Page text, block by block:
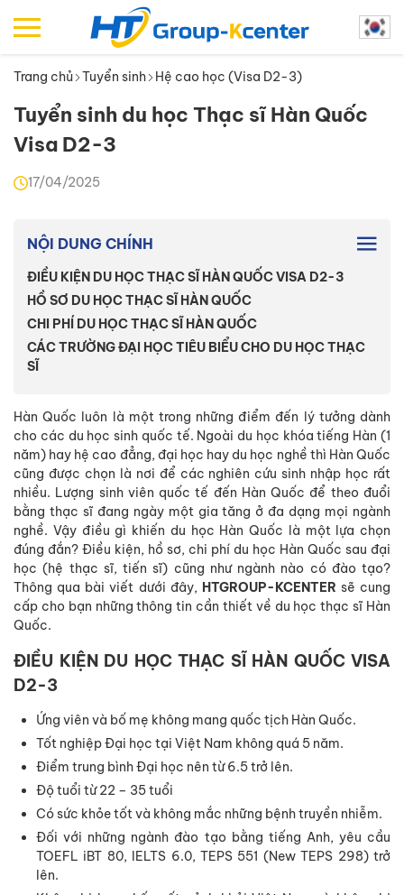
Trang chủ Tuyển sinh Hệ cao học (Visa D2-3)
Tuyển sinh du học Thạc sĩ Hàn Quốc
Visa D2-3
17/04/2025
NỘI DUNG CHÍNH
ĐIỀU KIỆN DU HỌC THẠC SĨ HÀN QUỐC VISA D2-3
HỒ SƠ DU HỌC THẠC SĨ HÀN QUỐC
CHI PHÍ DU HỌC THẠC SĨ HÀN QUỐC
CÁC TRƯỜNG ĐẠI HỌC TIÊU BIỂU CHO DU HỌC THẠC
SĨ
Hàn Quốc luôn là một trong những điểm đến lý tưởng dành
cho các du học sinh quốc tế. Ngoài du học khóa tiếng Hàn (1
năm) hay hệ cao đẳng, đại học hay du học nghề thì Hàn Quốc
cũng được chọn là nơi để các nghiên cứu sinh nhập học rất
nhiều. Lượng sinh viên quốc tế đến Hàn Quốc để theo đuổi
bằng thạc sĩ đang ngày một gia tăng ở đa dạng mọi ngành
nghề. Vậy điều gì khiến du học Hàn Quốc là một lựa chọn
đúng đắn? Điều kiện, hồ sơ, chi phí du học Hàn Quốc sau đại
học (hệ thạc sĩ, tiến sĩ) cũng như ngành nào có đào tạo?
Thông qua bài viết dưới đây, HTGROUP-KCENTER sẽ cung
cấp cho bạn những thông tin cần thiết về du học thạc sĩ Hàn
Quốc.
ĐIỀU KIỆN DU HỌC THẠC SĨ HÀN QUỐC VISA
D2-3
Ứng viên và bố mẹ không mang quốc tịch Hàn Quốc.
Tốt nghiệp Đại học tại Việt Nam không quá 5 năm.
Điểm trung bình Đại học nên từ 6.5 trở lên.
Độ tuổi từ 22 – 35 tuổi
Có sức khỏe tốt và không mắc những bệnh truyền nhiễm.
Đối với những ngành đào tạo bằng tiếng Anh, yêu cầu
TOEFL iBT 80, IELTS 6.0, TEPS 551 (New TEPS 298) trở
lên.